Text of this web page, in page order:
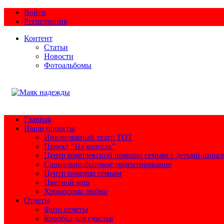
Войти
Регистрация
Контент
Статьи
Новости
Фотоальбомы
Главная
Наши проекты
Инклюзивный театр ТОТ
Проект "На колесах"
Центр комплексной помощи семьям с детьми-
Социально-бытовое ориентирование
Центр помощи семьям
Цветной мир
Хромосома любви
Отчеты
Фото отчеты
Коробка для счастья